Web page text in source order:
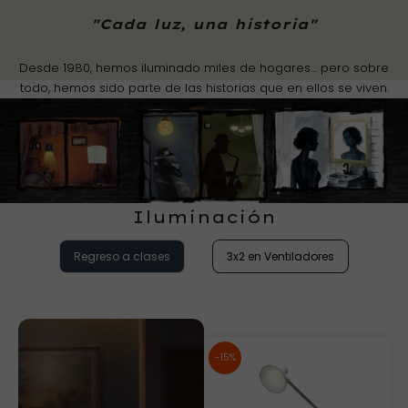
"Cada luz, una historia"
Desde 1980, hemos iluminado miles de hogares… pero sobre
todo, hemos sido parte de las historias que en ellos se viven.
Iluminación
Regreso a clases 3x2 en Ventiladores
-15%